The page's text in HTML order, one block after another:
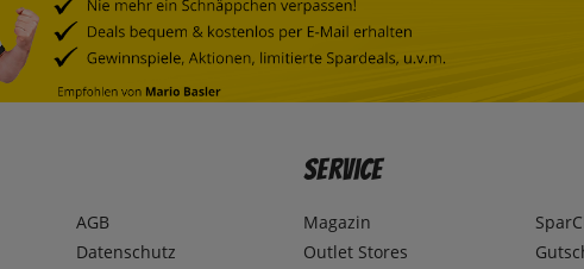
AGB
Datenschutz
Service
Magazin
Outlet Stores